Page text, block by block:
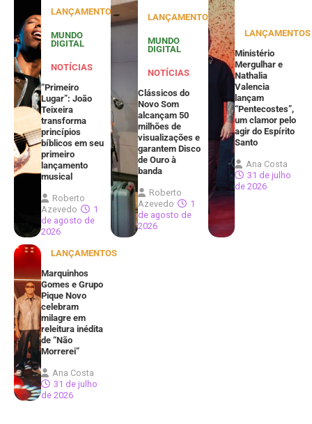
LANÇAMENTOS
MUNDO
DIGITAL
NOTÍCIAS
“Primeiro
Lugar”: João
Teixeira
transforma
princípios
bíblicos em seu
primeiro
lançamento
musical
Roberto
Azevedo
1
de agosto de
2026
LANÇAMENTOS
MUNDO
DIGITAL
NOTÍCIAS
Clássicos do
Novo Som
alcançam 50
milhões de
visualizações e
garantem Disco
de Ouro à
banda
Roberto
Azevedo
1
de agosto de
2026
LANÇAMENTOS
Ministério
Mergulhar e
Nathalia
Valencia
lançam
“Pentecostes”,
um clamor pelo
agir do Espírito
Santo
Ana Costa
31 de julho
de 2026
LANÇAMENTOS
Marquinhos
Gomes e Grupo
Pique Novo
celebram
milagre em
releitura inédita
de “Não
Morrerei”
Ana Costa
31 de julho
de 2026